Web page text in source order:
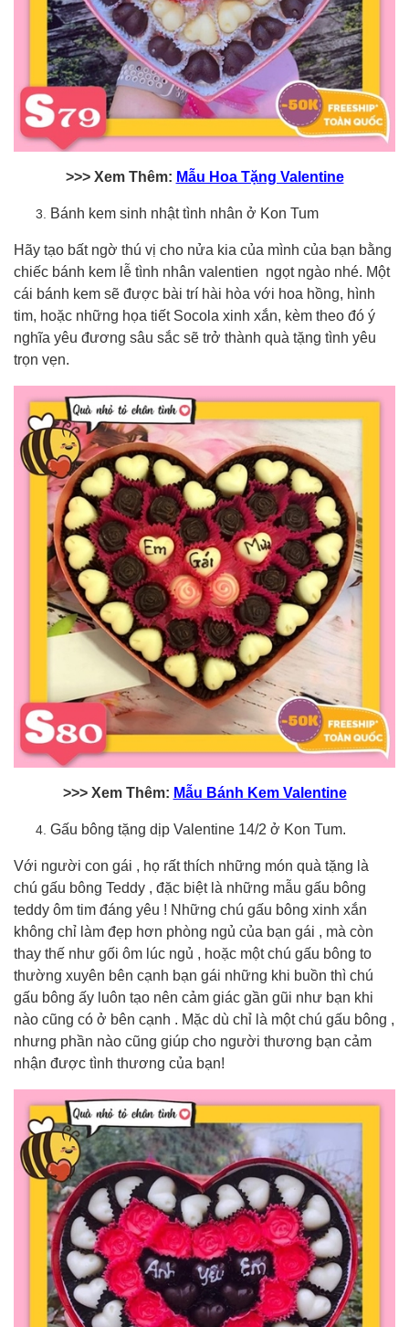
>>> Xem Thêm: Mẫu Hoa Tặng Valentine
Bánh kem sinh nhật tình nhân ở Kon Tum
Hãy tạo bất ngờ thú vị cho nửa kia của mình của bạn bằng
chiếc bánh kem lễ tình nhân valentien ngọt ngào nhé. Một
cái bánh kem sẽ được bài trí hài hòa với hoa hồng, hình
tim, hoặc những họa tiết Socola xinh xắn, kèm theo đó ý
nghĩa yêu đương sâu sắc sẽ trở thành quà tặng tình yêu
trọn vẹn.
>>> Xem Thêm: Mẫu Bánh Kem Valentine
Gấu bông tặng dịp Valentine 14/2 ở Kon Tum.
Với người con gái , họ rất thích những món quà tặng là
chú gấu bông Teddy , đặc biệt là những mẫu gấu bông
teddy ôm tim đáng yêu ! Những chú gấu bông xinh xắn
không chỉ làm đẹp hơn phòng ngủ của bạn gái , mà còn
thay thế như gối ôm lúc ngủ , hoặc một chú gấu bông to
thường xuyên bên cạnh bạn gái những khi buồn thì chú
gấu bông ấy luôn tạo nên cảm giác gần gũi như bạn khi
nào cũng có ở bên cạnh . Mặc dù chỉ là một chú gấu bông ,
nhưng phần nào cũng giúp cho người thương bạn cảm
nhận được tình thương của bạn!